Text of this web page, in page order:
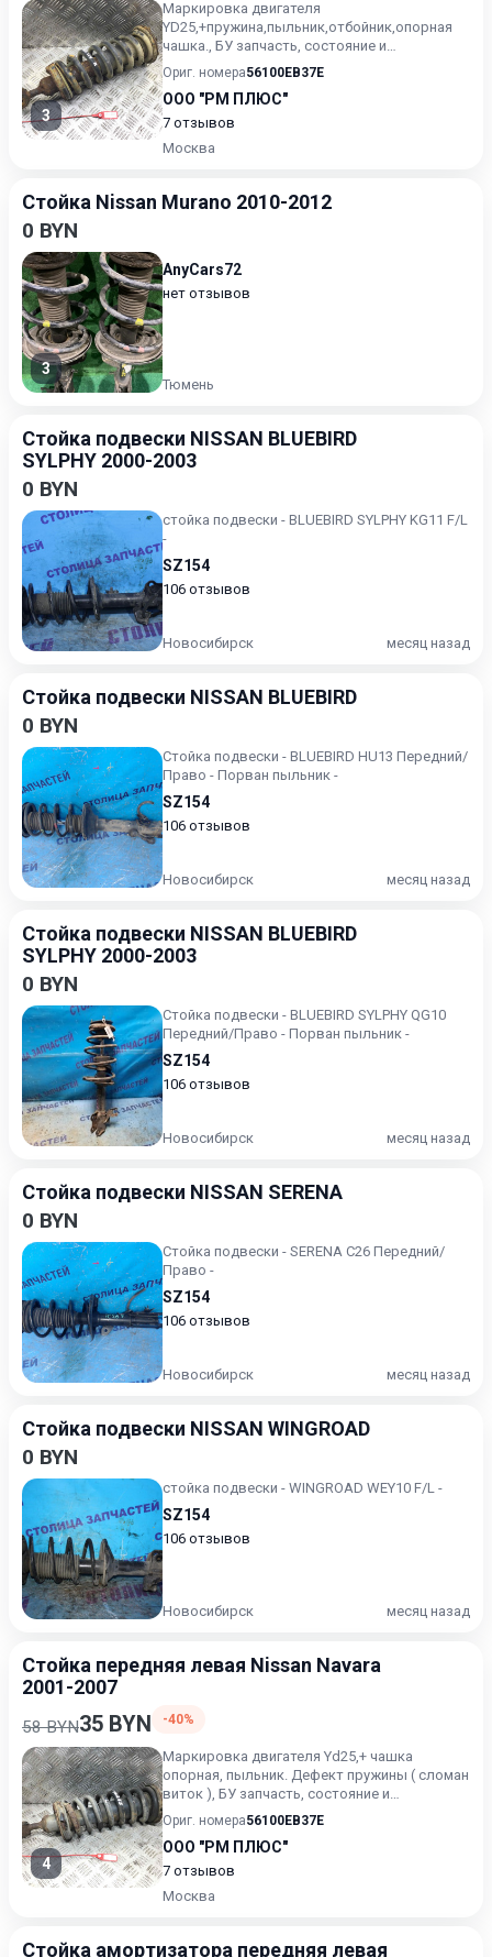
3
Маркировка двигателя
YD25,+пружина,пыльник,отбойник,опорная
чашка., БУ запчасть, состояние и
комплектацию уточняйте у менеджера,
проверочный...
Ориг. номера56100EB37E
ООО "РМ ПЛЮС"
7 отзывов
Москва
Стойка Nissan Murano 2010-2012
0 BYN
3
AnyCars72
нет отзывов
Тюмень
Стойка подвески NISSAN BLUEBIRD
SYLPHY 2000-2003
0 BYN
стойка подвески - BLUEBIRD SYLPHY KG11 F/L
-
SZ154
106 отзывов
Новосибирск месяц назад
Стойка подвески NISSAN BLUEBIRD
0 BYN
Стойка подвески - BLUEBIRD HU13 Передний/
Право - Порван пыльник -
SZ154
106 отзывов
Новосибирск месяц назад
Стойка подвески NISSAN BLUEBIRD
SYLPHY 2000-2003
0 BYN
Стойка подвески - BLUEBIRD SYLPHY QG10
Передний/Право - Порван пыльник -
SZ154
106 отзывов
Новосибирск месяц назад
Стойка подвески NISSAN SERENA
0 BYN
Стойка подвески - SERENA C26 Передний/
Право -
SZ154
106 отзывов
Новосибирск месяц назад
Стойка подвески NISSAN WINGROAD
0 BYN
стойка подвески - WINGROAD WEY10 F/L -
SZ154
106 отзывов
Новосибирск месяц назад
Стойка передняя левая Nissan Navara
2001-2007
58 BYN35 BYN -40%
4
Маркировка двигателя Yd25,+ чашка
опорная, пыльник. Дефект пружины ( сломан
виток ), БУ запчасть, состояние и
комплектацию уточняйте у менед...
Ориг. номера56100EB37E
ООО "РМ ПЛЮС"
7 отзывов
Москва
Стойка амортизатора передняя левая